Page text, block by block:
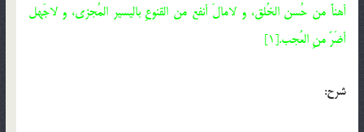
أهنأَ من حُسن الخُلق، و لامالَ أنفع من القنوعِ بالیسیر المُجزی، و لاجَهل
أضَرّ منِ العُجب.[1]
شرح: